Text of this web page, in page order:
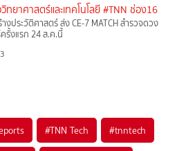
ทยาศาสตร์และเทคโนโลยี #TNN ช่อง16
างประวัติศาสตร์ ส่ง CE-7 MATCH สำรวจดวง
รั้งแรก 24 ส.ค.นี้
#TNN Tech #tnntech